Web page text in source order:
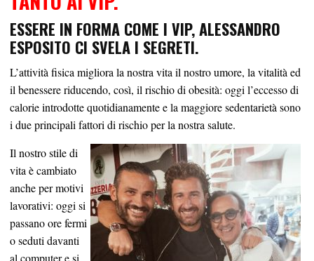
ESSERE IN FORMA COME I VIP, ALESSANDRO
ESPOSITO CI SVELA I SEGRETI.
L’attività fisica migliora la nostra vita il nostro umore, la vitalità ed
il benessere riducendo, così, il rischio di obesità: oggi l’eccesso di
calorie introdotte quotidianamente e la maggiore sedentarietà sono
i due principali fattori di rischio per la nostra salute.
Il nostro stile di
vita è cambiato
anche per motivi
lavorativi: oggi si
passano ore fermi
o seduti davanti
al computer e si